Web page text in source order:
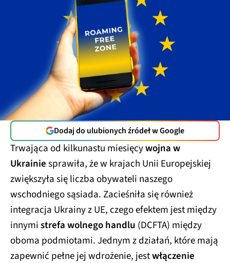
Dodaj do ulubionych źródeł w Google
Trwająca od kilkunastu miesięcywojna w
Ukrainiesprawiła, że w krajach Unii Europejskiej
zwiększyła się liczba obywateli naszego
wschodniego sąsiada. Zacieśniła się również
integracja Ukrainy z UE, czego efektem jest między
innymistrefa wolnego handlu (DCFTA) między
oboma podmiotami. Jednym z działań, które mają
zapewnić pełne jej wdrożenie, jestwłączenie